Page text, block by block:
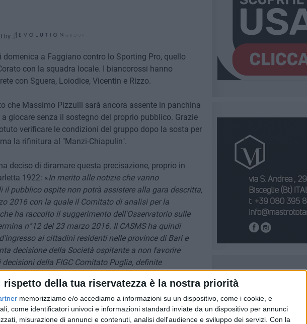
rispetto della tua riservatezza è la nostra priorità
memorizziamo e/o accediamo a informazioni su un dispositivo, come i cookie, e
come identificatori univoci e informazioni standard inviate da un dispositivo per annunci
misurazione di annunci e contenuti, analisi dell'audience e sviluppo dei servizi. Con la
by
a Faggiano contro lo Sporting Pro, quello
con la squadra locale. I biancorossi hanno
con Sguera, Loiodice, Vicentin e Rizzo.
che Massimo Pizzulli sarà ancora assente in panchina
giocare senza il sostegno del proprio pubblico. Grazie
verificare le condizioni del gruppo dopo la sosta per
la rifinitura al "Manzi-Chiapulin".
deciso di diramare questa precisazione, proprio in
1922: «In merito alle notizie che vanno
pubblico ospite non potrà assistere alla gara descritta,
2016 con la quale il Comitato di analisi per la
ha raccolto il suggerimento dell'Osservatorio sulle
n°12 del 23 marzo 2016. Il CASMS ha quindi
ai cittadini residenti nelle province di Bari e
decisione della Società ospitante a non favorire
della FIGC Comitato Puglia, definite
ma in realtà inesistenti, passano in secondo
SUPREMA del CASMS».